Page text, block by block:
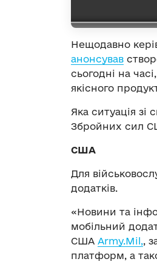
Нещодавно
анонсував
сьогодні на
якісного
Яка ситуація зі
Збройних сил
США
Для
додатків.
«Новини та
мобільний
США Army.Mil,,
платформ, а